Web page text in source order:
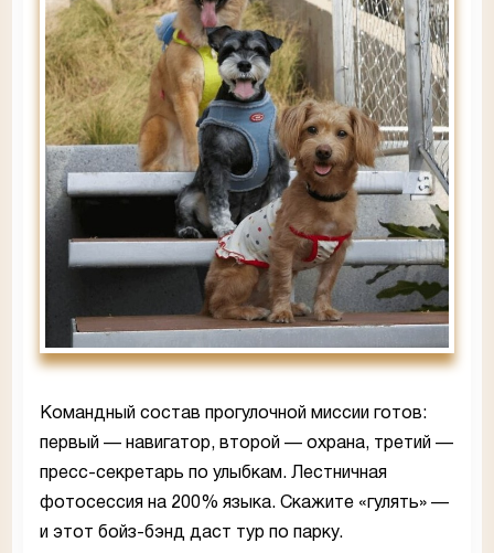
Командный состав прогулочной миссии готов:
первый — навигатор, второй — охрана, третий —
пресс-секретарь по улыбкам. Лестничная
фотосессия на 200% языка. Скажите «гулять» —
и этот бойз-бэнд даст тур по парку.